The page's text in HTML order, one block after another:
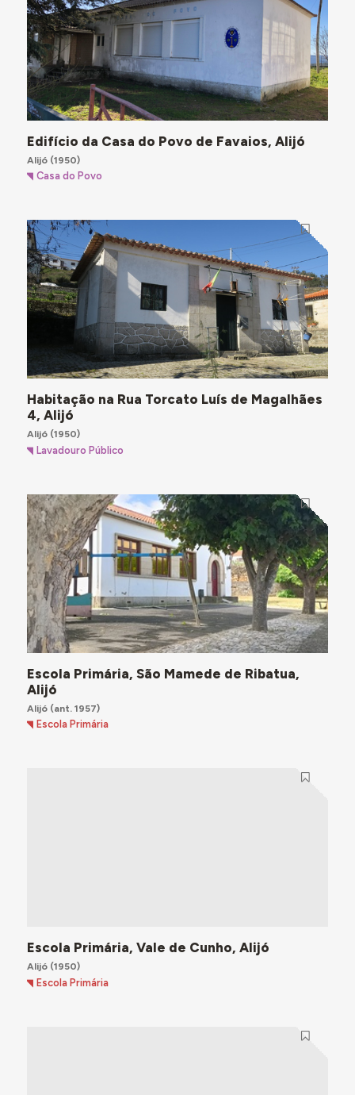
Edifício da Casa do Povo de Favaios, Alijó
Alijó(1950)
Casa do Povo
Habitação na Rua Torcato Luís de Magalhães
4, Alijó
Alijó(1950)
Lavadouro Público
Escola Primária, São Mamede de Ribatua,
Alijó
Alijó(ant. 1957)
Escola Primária
Escola Primária, Vale de Cunho, Alijó
Alijó(1950)
Escola Primária